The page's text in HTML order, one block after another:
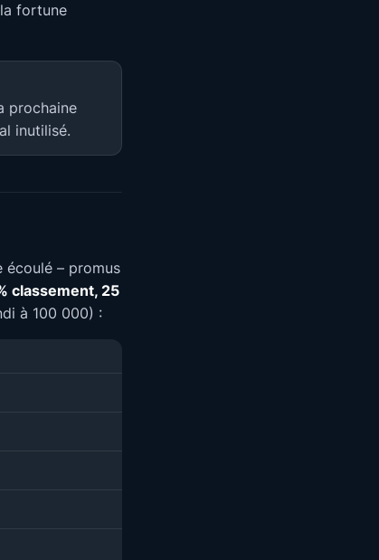
fortune
prochaine
inutilisé.
écoulé – promus
classement, 25
à 100 000) :